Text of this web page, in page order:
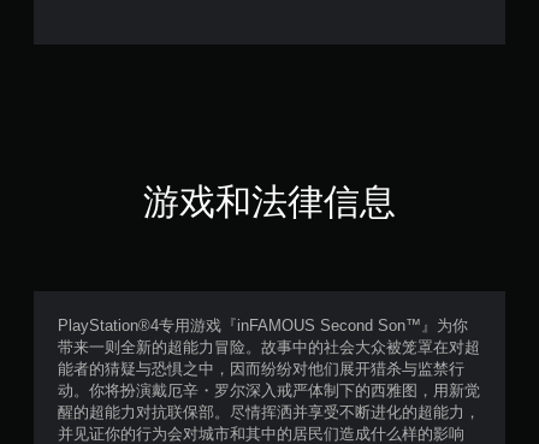
3
5
颗
星
游戏和法律信息
PlayStation®4专用游戏『inFAMOUS Second Son™』为你
带来一则全新的超能力冒险。故事中的社会大众被笼罩在对超
能者的猜疑与恐惧之中，因而纷纷对他们展开猎杀与监禁行
动。你将扮演戴厄辛・罗尔深入戒严体制下的西雅图，用新觉
醒的超能力对抗联保部。尽情挥洒并享受不断进化的超能力，
并见证你的行为会对城市和其中的居民们造成什么样的影响